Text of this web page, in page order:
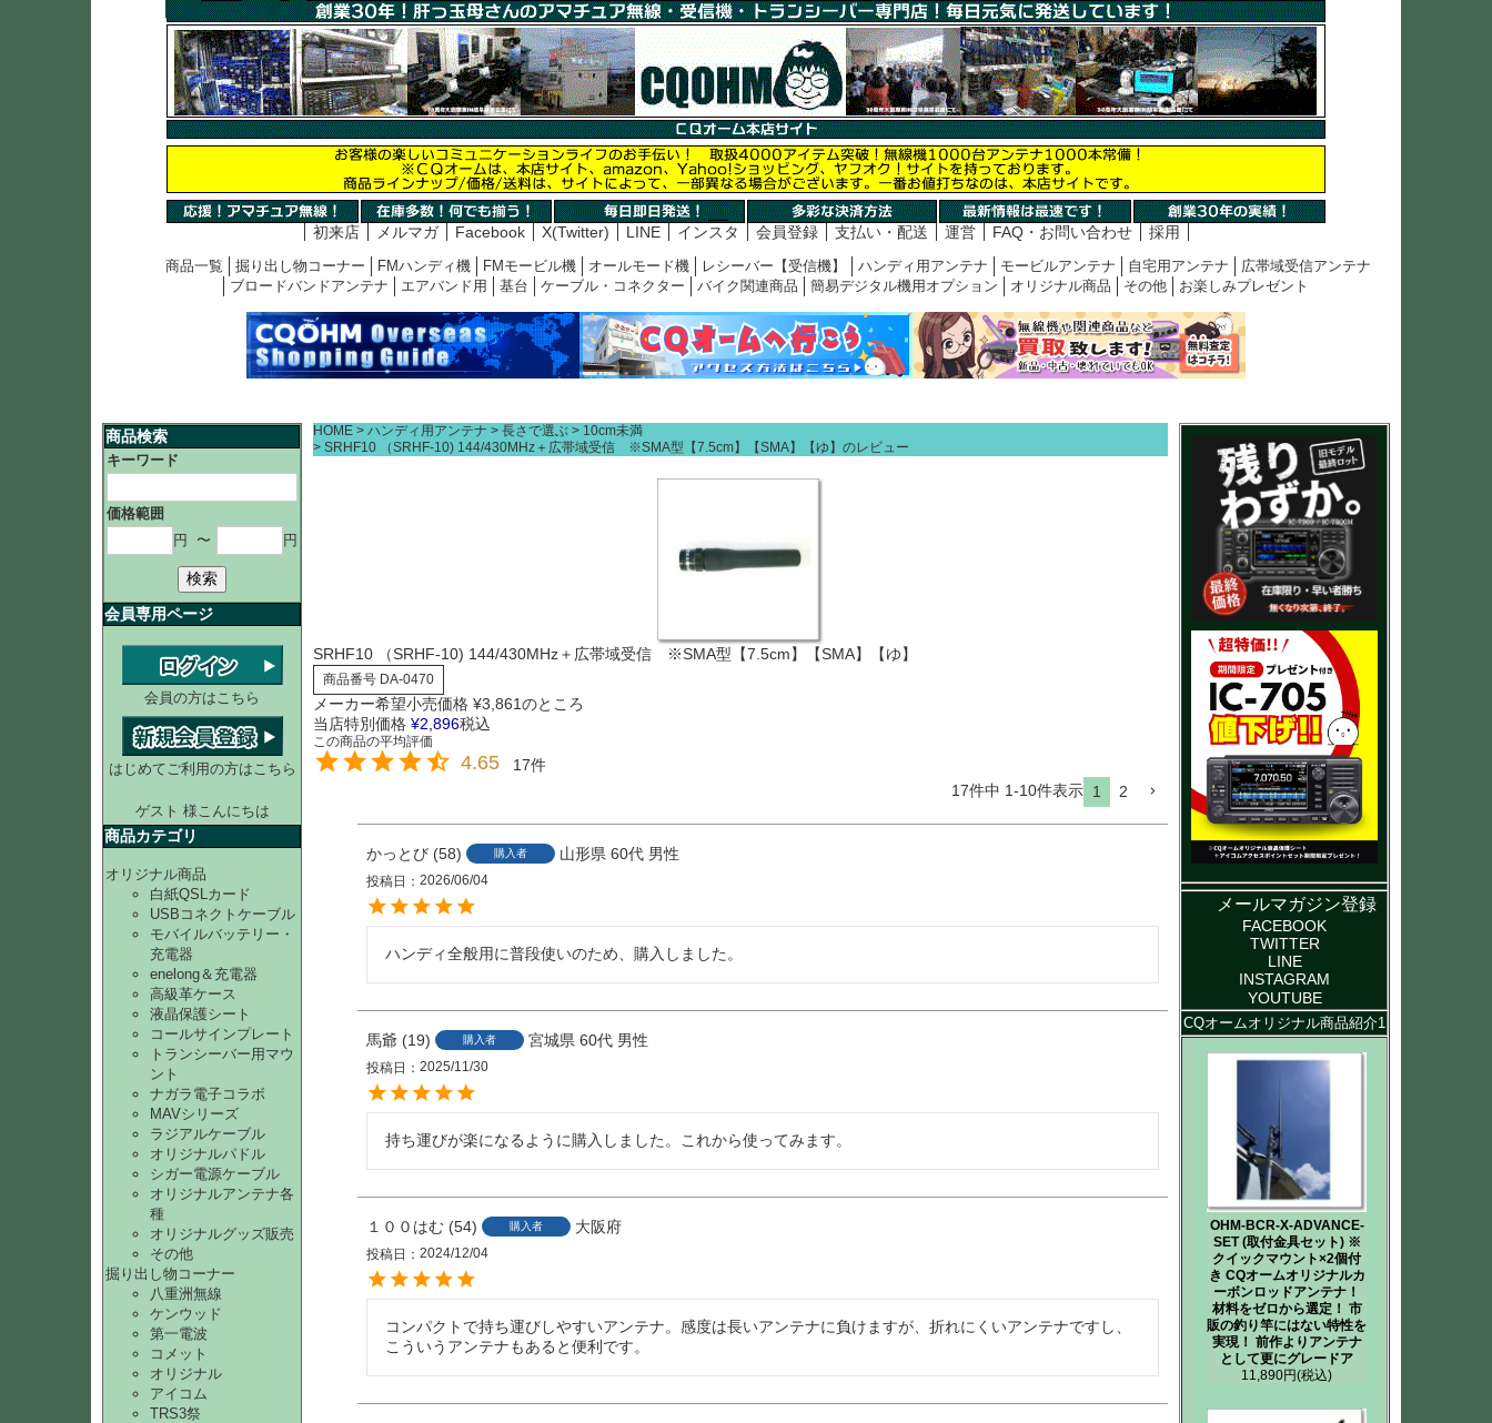
初来店 メルマガ Facebook X(Twitter) LINE インスタ 会員登録 支払い・配送 運営 FAQ・お問い合わせ 採用
商品一覧 掘り出し物コーナー FMハンディ機 FMモービル機 オールモード機 レシーバー【受信機】 ハンディ用アンテナ モービルアンテナ 自宅用アンテナ
広帯域受信アンテナ
ブロードバンドアンテナ
エアバンド用 基台 ケーブル・コネクター バイク関連商品 簡易デジタル機用オプション オリジナル商品 その他 お楽しみプレゼント
商品検索
キーワード
価格範囲
円
〜 円
検索
会員専用ページ
会員の方はこちら
はじめてご利用の方はこちら
ゲスト 様こんにちは
商品カテゴリ
オリジナル商品
白紙QSLカード
USBコネクトケーブル
モバイルバッテリー・
充電器
enelong＆充電器
高級革ケース
液晶保護シート
コールサインプレート
トランシーバー用マウ
ント
ナガラ電子コラボ
MAVシリーズ
ラジアルケーブル
オリジナルパドル
シガー電源ケーブル
オリジナルアンテナ各
種
オリジナルグッズ販売
その他
掘り出し物コーナー
八重洲無線
ケンウッド
第一電波
コメット
オリジナル
アイコム
TRS3祭
HOME ハンディ用アンテナ 長さで選ぶ
10cm未満
SRHF10 （SRHF-10) 144/430MHz＋広帯域受信 ※SMA型【7.5cm】【SMA】【ゆ】のレビュー
SRHF10 （SRHF-10) 144/430MHz＋広帯域受信 ※SMA型【7.5cm】【SMA】【ゆ】
商品番号 DA-0470
メーカー希望小売価格 ¥3,861のところ
当店特別価格 ¥2,896税込
4.65
17
17件中 1-10件表示 1 2
かっとび 58 購入者 山形県 60代 男性
投稿日 2026/06/04
ハンディ全般用に普段使いのため、購入しました。
馬爺 19 購入者 宮城県 60代 男性
投稿日 2025/11/30
持ち運びが楽になるように購入しました。これから使ってみます。
１００はむ 54 購入者 大阪府
投稿日 2024/12/04
コンパクトで持ち運びしやすいアンテナ。感度は長いアンテナに負けますが、折れにくいアンテナですし、
こういうアンテナもあると便利です。
メールマガジン登録
FACEBOOK
TWITTER
LINE
INSTAGRAM
YOUTUBE
CQオームオリジナル商品紹介1
OHM-BCR-X-ADVANCE-
SET (取付金具セット) ※
クイックマウント×2個付
き CQオームオリジナルカ
ーボンロッドアンテナ！
材料をゼロから選定！ 市
販の釣り竿にはない特性を
実現！ 前作よりアンテナ
として更にグレードア
11,890円(税込)